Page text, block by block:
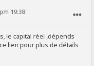
19:38
le capital réel ,dépends
lien pour plus de détails